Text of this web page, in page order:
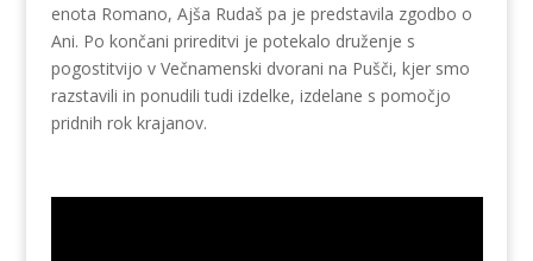
enota Romano, Ajša Rudaš pa je predstavila zgodbo o
Ani. Po končani prireditvi je potekalo druženje s
pogostitvijo v Večnamenski dvorani na Pušči, kjer smo
razstavili in ponudili tudi izdelke, izdelane s pomočjo
pridnih rok krajanov.